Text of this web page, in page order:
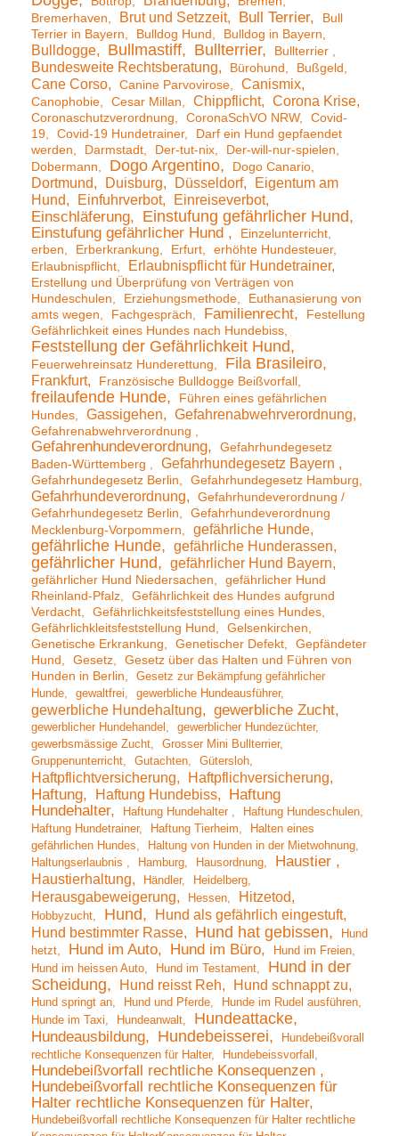
Bremerhaven
Brut und Setzzeit Bull Terrier
Bull
Terrier in Bayern
Bulldog Hund Bulldog in Bayern
Bulldogge Bullmastiff Bullterrier Bullterrier
Bundesweite Rechtsberatung Bürohund Bußgeld
Cane Corso Canine Parvovirose Canismix
Canophobie Cesar Millan Chippflicht Corona Krise
Coronaschutzverordnung CoronaSchVO NRW
Covid-
19
Covid-19 Hundetrainer
Darf ein Hund gepfaendet
werden
Darmstadt Der-tut-nix
Der-will-nur-spielen
Dobermann
Dogo Argentino Dogo Canario
Dortmund Duisburg Düsseldorf
Eigentum am
Hund
Einfuhrverbot Einreiseverbot
Einschläferung Einstufung gefährlicher Hund
Einstufung gefährlicher Hund
Einzelunterricht
erben
Erberkrankung Erfurt
erhöhte Hundesteuer
Erlaubnispflicht
Erlaubnispflicht für Hundetrainer
Erstellung und Überprüfung von Verträgen von
Hundeschulen
Erziehungsmethode
Euthanasierung von
amts wegen
Fachgespräch Familienrecht
Festellung
Gefährlichkeit eines Hundes nach Hundebiss
Feststellung der Gefährlichkeit Hund
Feuerwehreinsatz Hunderettung Fila Brasileiro
Frankfurt Französische Bulldogge Beißvorfall
freilaufende Hunde
Führen eines gefährlichen
Hundes
Gassigehen Gefahrenabwehrverordnung
Gefahrenabwehrverordnung
Gefahrenhundeverordnung
Gefahrhundegesetz
Baden-Württemberg
Gefahrhundegesetz Bayern
Gefahrhundegesetz Berlin Gefahrhundegesetz Hamburg
Gefahrhundeverordnung
Gefahrhundeverordnung /
Gefahrhundegesetz Berlin
Gefahrhundeverordnung
Mecklenburg-Vorpommern
gefährliche Hunde
gefährliche Hunde gefährliche Hunderassen
gefährlicher Hund gefährlicher Hund Bayern
gefährlicher Hund Niedersachen
gefährlicher Hund
Rheinland-Pfalz
Gefährlichkeit des Hundes aufgrund
Verdacht
Gefährlichkeitsfeststellung eines Hundes
Gefährlichkleitsfeststellung Hund
Gelsenkirchen
Genetische Erkrankung
Genetischer Defekt
Gepfändeter
Hund
Gesetz
Gesetz über das Halten und Führen von
Hunden in Berlin
Gesetz zur Bekämpfung gefährlicher
Hunde
gewaltfrei gewerbliche Hundeausführer
gewerbliche Hundehaltung gewerbliche Zucht
gewerblicher Hundehandel
gewerblicher Hundezüchter
gewerbsmässige Zucht
Grosser Mini Bullterrier
Gruppenunterricht
Gutachten Gütersloh
Haftpflichtversicherung Haftpflichversicherung
Haftung Haftung Hundebiss
Haftung
Hundehalter
Haftung Hundehalter
Haftung Hundeschulen
Haftung Hundetrainer
Haftung Tierheim
Halten eines
gefährlichen Hundes
Haltung von Hunden in der Mietwohnung
Haltungserlaubnis
Hamburg Hausordnung Haustier
Haustierhaltung Händler Heidelberg
Herausgabeweigerung Hessen Hitzetod
Hobbyzucht Hund
Hund als gefährlich eingestuft
Hund bestimmter Rasse
Hund hat gebissen
Hund
hetzt
Hund im Auto Hund im Büro
Hund im Freien
Hund im heissen Auto
Hund im Testament
Hund in der
Scheidung
Hund reisst Reh Hund schnappt zu
Hund springt an Hund und Pferde
Hunde im Rudel ausführen
Hunde im Taxi
Hundeanwalt Hundeattacke
Hundeausbildung Hundebeisserei
Hundebeißvorall
rechtliche Konsequenzen für Halter
Hundebeissvorfall
Hundebeißvorfall rechtliche Konsequenzen
Hundebeißvorfall rechtliche Konsequenzen für
Halter rechtliche Konsequenzen für Halter
Hundebeißvorfall rechtliche Konsequenzen für Halter rechtliche